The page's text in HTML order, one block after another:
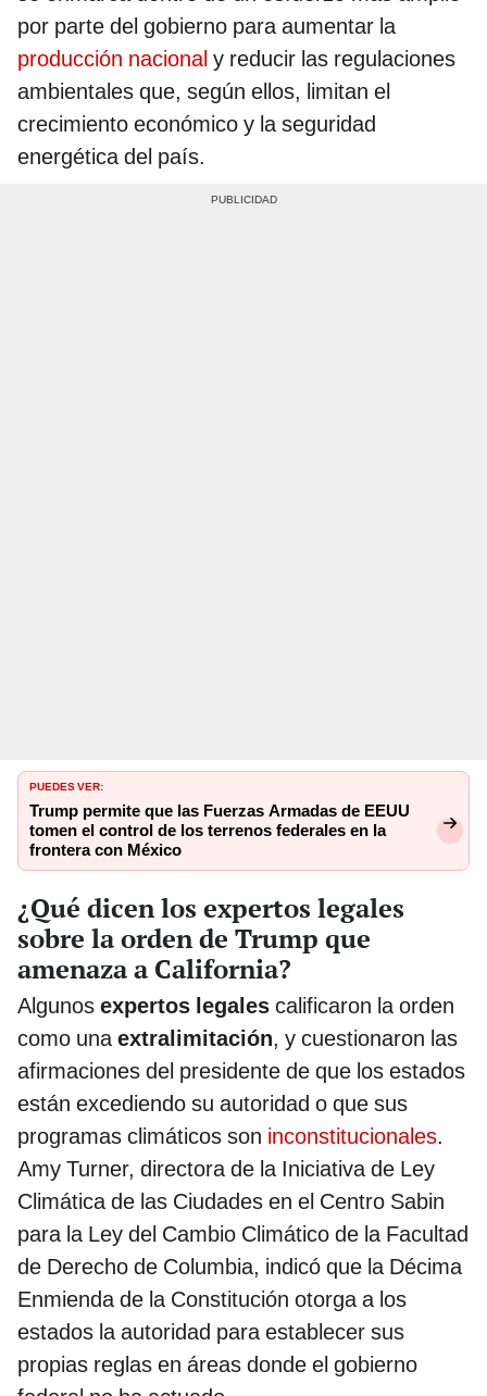
por parte del gobierno para aumentar la
producción nacional y reducir las regulaciones
ambientales que, según ellos, limitan el
crecimiento económico y la seguridad
energética del país.
PUEDES VER:
Trump permite que las Fuerzas Armadas de EEUU
tomen el control de los terrenos federales en la
frontera con México
¿Qué dicen los expertos legales
sobre la orden de Trump que
amenaza a California?
Algunos expertos legales calificaron la orden
como unaextralimitación, y cuestionaron las
afirmaciones del presidente de que los estados
están excediendo su autoridad o que sus
programas climáticos son inconstitucionales.
Amy Turner, directora de la Iniciativa de Ley
Climática de las Ciudades en el Centro Sabin
para la Ley del Cambio Climático de la Facultad
de Derecho de Columbia, indicó que la Décima
Enmienda de la Constitución otorga a los
estados la autoridad para establecer sus
propias reglas en áreas donde el gobierno